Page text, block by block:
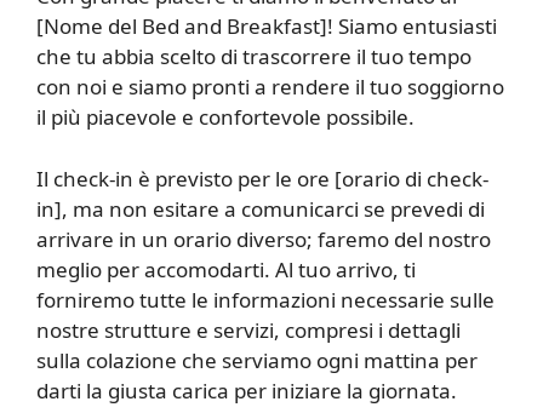
[Nome del Bed and Breakfast]! Siamo entusiasti
che tu abbia scelto di trascorrere il tuo tempo
con noi e siamo pronti a rendere il tuo soggiorno
il più piacevole e confortevole possibile.
Il check-in è previsto per le ore [orario di check-
in], ma non esitare a comunicarci se prevedi di
arrivare in un orario diverso; faremo del nostro
meglio per accomodarti. Al tuo arrivo, ti
forniremo tutte le informazioni necessarie sulle
nostre strutture e servizi, compresi i dettagli
sulla colazione che serviamo ogni mattina per
darti la giusta carica per iniziare la giornata.